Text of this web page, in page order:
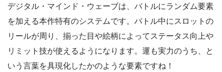
デジタル・マインド・ウェーブは、バトルにランダム要素
を加える本作特有のシステムです。バトル中にスロットの
リールが周り、揃った目や絵柄によってステータス向上や
リミット技が使えるようになります。運も実力のうち、と
いう言葉を具現化したかのような要素ですね！